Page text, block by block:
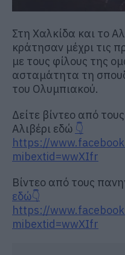
Στη Χαλκίδα και το
κράτησαν μέχρι τις
με τους φίλους της
ασταμάτητα τη
του Ολυμπιακού.
Δείτε βίντεο από
Αλιβέρι εδώ 👇
https://
mibextid=wwXIfr
Βίντεο από τους
εδώ👇
https://
mibextid=wwXIfr